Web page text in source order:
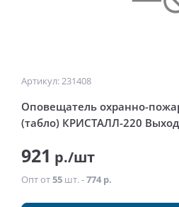
Артикул: 231408
Оповещатель охранно-
(табло) КРИСТАЛЛ-220 Выход
921 р./шт
Опт от55 шт. -774 р.